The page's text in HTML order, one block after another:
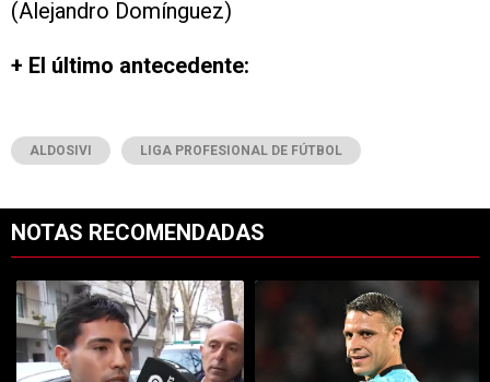
(Alejandro Domínguez)
+ El último antecedente:
ALDOSIVI LIGA PROFESIONAL DE FÚTBOL
NOTAS RECOMENDADAS
Un artículo de tendencia con el título "Rompió el silencio: Francisco
Un artículo de tendencia con el